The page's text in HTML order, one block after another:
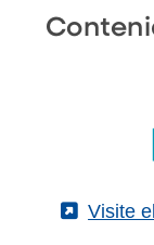
Visite